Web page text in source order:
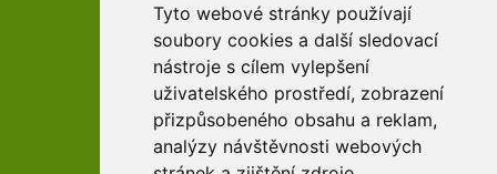
Tyto webové stránky používají
soubory cookies a další sledovací
nástroje s cílem vylepšení
uživatelského prostředí, zobrazení
přizpůsobeného obsahu a reklam,
analýzy návštěvnosti webových
Youtube kanál arboreta